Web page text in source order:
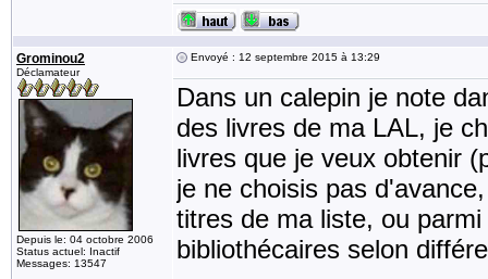
Grominou2
Déclamateur
Depuis le: 04 octobre 2006
Status actuel: Inactif
Messages: 13547
Envoyé : 12 septembre 2015 à 13:29
Dans un calepin je note
des livres de ma LAL, je
livres que je veux obtenir
je ne choisis pas
titres de ma liste, ou
bibliothécaires selon